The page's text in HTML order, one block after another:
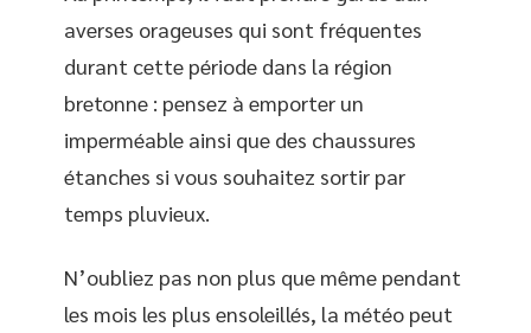
averses orageuses qui sont fréquentes
durant cette période dans la région
bretonne : pensez à emporter un
imperméable ainsi que des chaussures
étanches si vous souhaitez sortir par
temps pluvieux.
N’oubliez pas non plus que même pendant
les mois les plus ensoleillés, la météo peut